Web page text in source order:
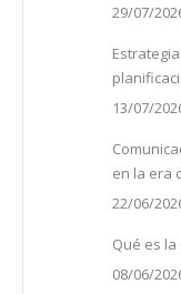
29/07/
13/07/
en la era
22/06/
Qué es
08/06/